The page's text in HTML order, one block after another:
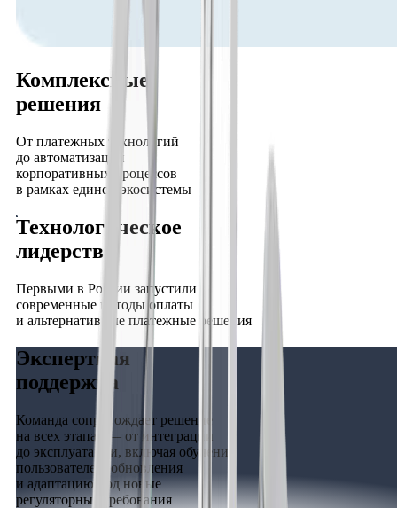
Комплексные
решения
От платежных технологий
до автоматизации
корпоративных процессов
в рамках единой экосистемы
Технологическое
лидерство
Первыми в России запустили
современные методы оплаты
и альтернативные платежные решения
Экспертная
поддержка
Команда сопровождает решение
на всех этапах — от интеграции
до эксплуатации, включая обучение
пользователей, обновления
и адаптацию под новые
регуляторные требования